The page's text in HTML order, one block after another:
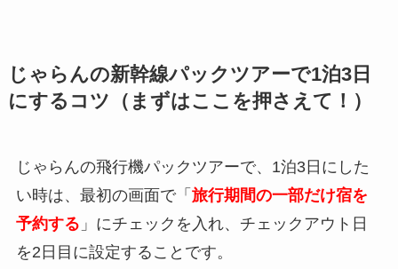
じゃらんの新幹線パックツアーで1泊3日
にするコツ（まずはここを押さえて！）
じゃらんの飛行機パックツアーで、1泊3日にした
い時は、最初の画面で「 旅行期間の一部だけ宿を
予約する 」にチェックを入れ、チェックアウト日
を2日目に設定することです。